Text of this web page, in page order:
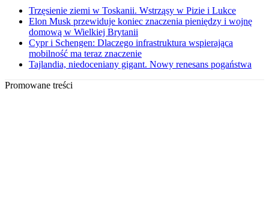
Trzęsienie ziemi w Toskanii. Wstrząsy w Pizie i Lukce
Elon Musk przewiduje koniec znaczenia pieniędzy i wojnę
domową w Wielkiej Brytanii
Cypr i Schengen: Dlaczego infrastruktura wspierająca
mobilność ma teraz znaczenie
Tajlandia, niedoceniany gigant. Nowy renesans pogaństwa
Promowane treści